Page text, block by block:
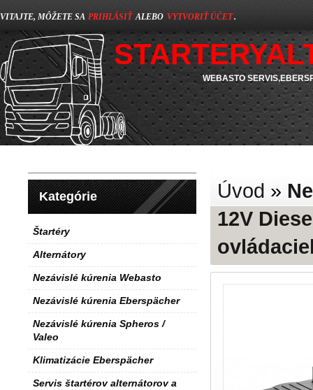
VITAJTE, MÔŽETE SA PRIHLÁSIŤ ALEBO VYTVORIŤ ÚČET.
WEBASTO
Kategórie
Štartéry
Alternátory
Nezávislé kúrenia Webasto
Nezávislé kúrenia Eberspächer
Nezávislé kúrenia Spheros /
Valeo
Klimatizácie Eberspächer
Servis štartérov alternátorov a
Úvod »
12V